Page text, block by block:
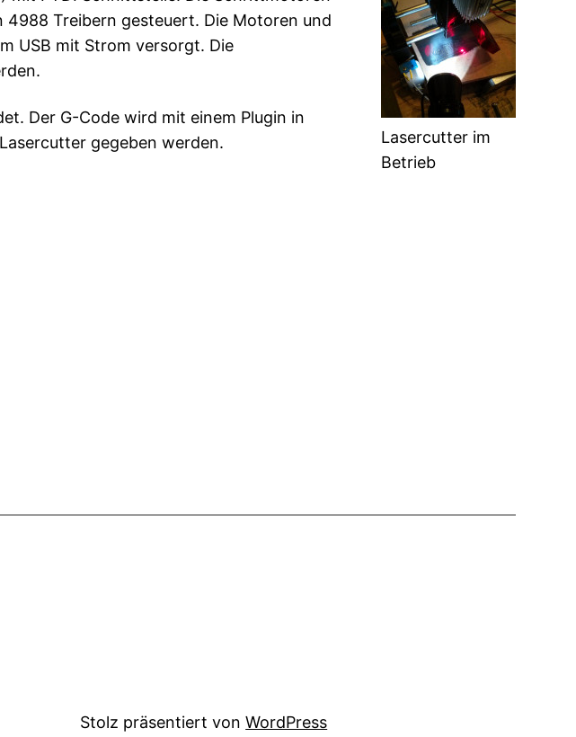
Lasercutter im
Betrieb
Treibern gesteuert. Die Motoren und
USB mit Strom versorgt. Die
Der G-Code wird mit einem Plugin in
gegeben werden.
Stolz präsentiert vonWordPress